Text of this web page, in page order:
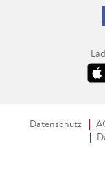
Datenschutz